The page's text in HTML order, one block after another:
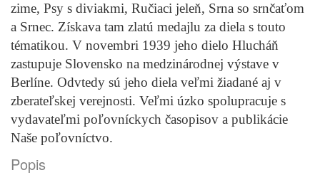
zime, Psy s diviakmi, Ručiaci jeleň, Srna so srnčaťom
a Srnec. Získava tam zlatú medajlu za diela s touto
tématikou. V novembri 1939 jeho dielo Hlucháň
zastupuje Slovensko na medzinárodnej výstave v
Berlíne. Odvtedy sú jeho diela veľmi žiadané aj v
zberateľskej verejnosti. Veľmi úzko spolupracuje s
vydavateľmi poľovníckych časopisov a publikácie
Naše poľovníctvo.
Popis